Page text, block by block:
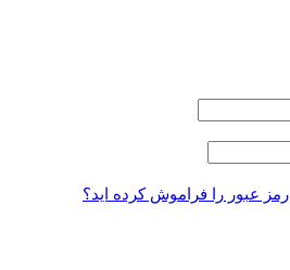
رمز عبور را فراموش کرده اید؟